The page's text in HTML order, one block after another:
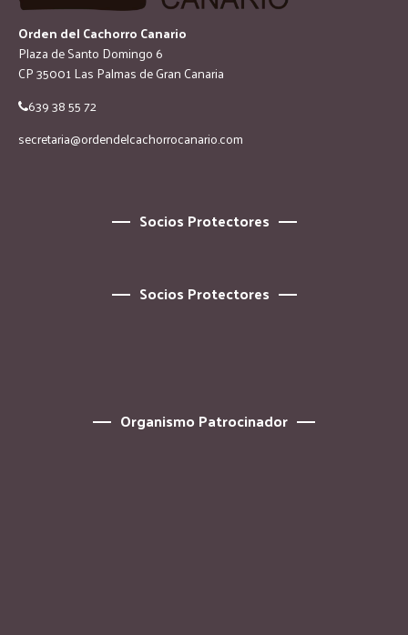
Orden del Cachorro Canario
Plaza de Santo Domingo 6
CP 35001 Las Palmas de Gran Canaria
639 38 55 72
secretaria@ordendelcachorrocanario.com
Socios Protectores
Socios Protectores
Organismo Patrocinador